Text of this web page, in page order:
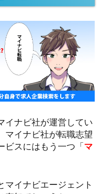
イナビ社が運営してい
マイナビ社が転職志望
ビスにはもう一つ「マ
マイナビエージェント